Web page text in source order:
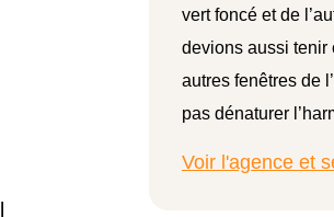
vert foncé et de
devions aussi tenir
autres fenêtres de
pas dénaturer
Voir l'agence et